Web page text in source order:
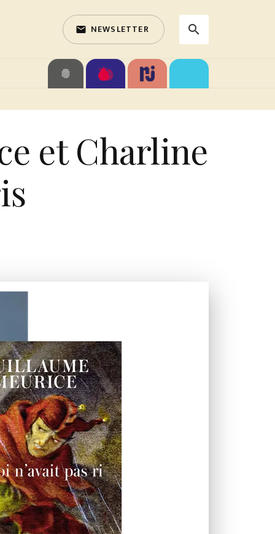
email NEWSLETTER search
fingerprint
search
et Charline